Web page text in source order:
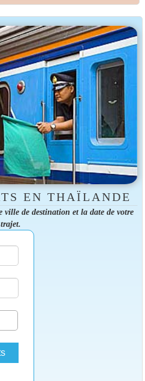
EN THAÏLANDE
ville de destination et la date de votre
trajet.